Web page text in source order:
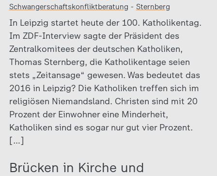
Schwangerschaftskonfliktberatung - Sternberg
In Leipzig startet heute der 100. Katholikentag.
Im ZDF-Interview sagte der Präsident des
Zentralkomitees der deutschen Katholiken,
Thomas Sternberg, die Katholikentage seien
stets „Zeitansage“ gewesen. Was bedeutet das
2016 in Leipzig? Die Katholiken treffen sich im
religiösen Niemandsland. Christen sind mit 20
Prozent der Einwohner eine Minderheit,
Katholiken sind es sogar nur gut vier Prozent.
[…]
Brücken in Kirche und